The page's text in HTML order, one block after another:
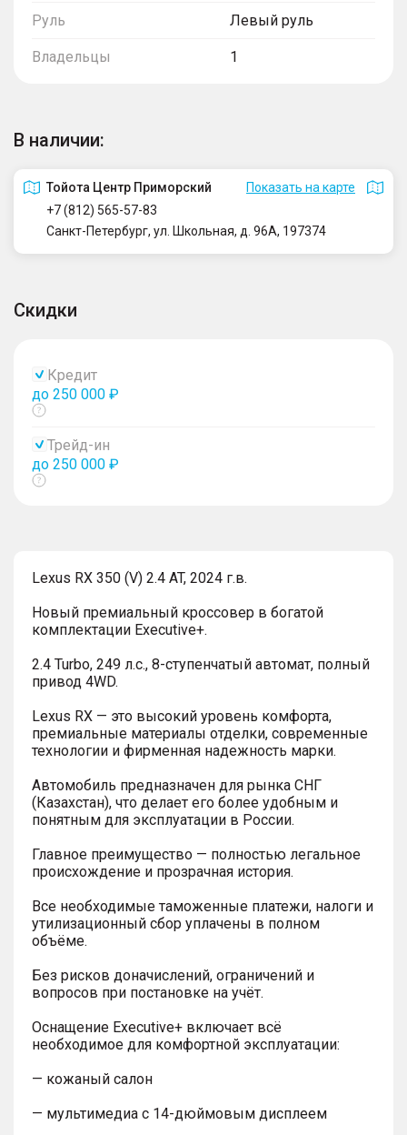
Руль Левый руль
Владельцы 1
В наличии:
Тойота Центр Приморский
Показать на карте
+7 (812) 565-57-83
Санкт-Петербург, ул. Школьная, д. 96А, 197374
Скидки
Кредит
до 250 000 ₽
Показать
Трейд-ин
до 250 000 ₽
Показать
Lexus RX 350 (V) 2.4 AT, 2024 г.в.
Новый премиальный кроссовер в богатой
комплектации Executive+.
2.4 Turbo, 249 л.с., 8-ступенчатый автомат, полный
привод 4WD.
Lexus RX — это высокий уровень комфорта,
премиальные материалы отделки, современные
технологии и фирменная надежность марки.
Автомобиль предназначен для рынка СНГ
(Казахстан), что делает его более удобным и
понятным для эксплуатации в России.
Главное преимущество — полностью легальное
происхождение и прозрачная история.
Все необходимые таможенные платежи, налоги и
утилизационный сбор уплачены в полном
объёме.
Без рисков доначислений, ограничений и
вопросов при постановке на учёт.
Оснащение Executive+ включает всё
необходимое для комфортной эксплуатации:
— кожаный салон
— мультимедиа с 14-дюймовым дисплеем